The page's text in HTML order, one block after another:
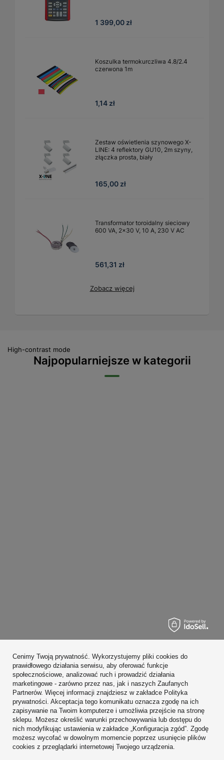
1 399,00 zł
Koszulka termokurczliwa 4.8/2.4
czerwona 1m
1,14 zł
Zestaw oświetlenia szynowego X-
LINE: 4 reflektory GU10, 2m szyny,
złączka prosta, biały
165,00 zł
Transformator toroidalny sieciowy
600 VA, 2×30 V, 10 A, 230 V AC
561,31 zł
Zobacz więcej
High-contrast mode
Najpopularniejsze w kategorii
Konto
Regulaminy
Zobacz również
W sklepie prezentujemy ceny brutto (z VAT).
Cenimy Twoją prywatność. Wykorzystujemy pliki cookies do
prawidłowego działania serwisu, aby oferować funkcje
społecznościowe, analizować ruch i prowadzić działania
marketingowe - zarówno przez nas, jak i naszych Zaufanych
Partnerów. Więcej informacji znajdziesz w zakładce Polityka
prywatności. Akceptacja tego komunikatu oznacza zgodę na ich
zapisywanie na Twoim komputerze i umożliwia przejście na stronę
sklepu. Możesz określić warunki przechowywania lub dostępu do
nich modyfikując ustawienia w zakładce „Konfiguracja zgód”. Zgodę
możesz wycofać w dowolnym momencie poprzez usunięcie plików
cookies z przeglądarki internetowej Twojego urządzenia.